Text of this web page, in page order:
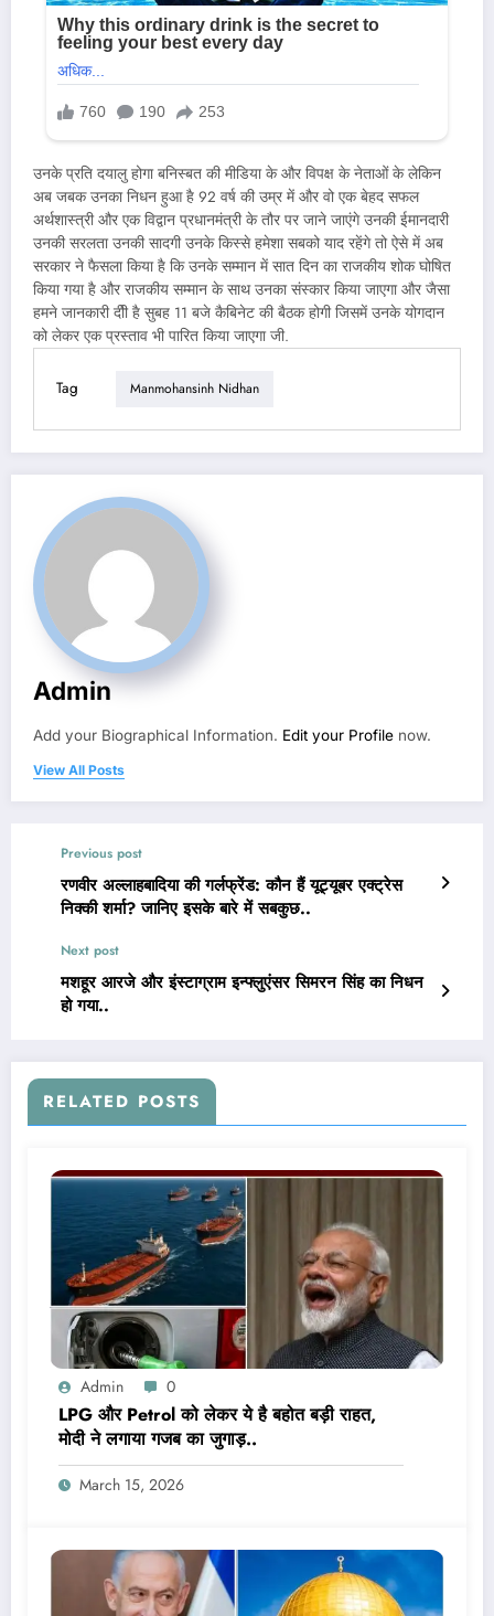
उनके प्रति दयालु होगा बनिस्बत की मीडिया के और विपक्ष के नेताओं के लेकिन
अब जबक उनका निधन हुआ है 92 वर्ष की उम्र में और वो एक बेहद सफल
अर्थशास्त्री और एक विद्वान प्रधानमंत्री के तौर पर जाने जाएंगे उनकी ईमानदारी
उनकी सरलता उनकी सादगी उनके किस्से हमेशा सबको याद रहेंगे तो ऐसे में अब
सरकार ने फैसला किया है कि उनके सम्मान में सात दिन का राजकीय शोक घोषित
किया गया है और राजकीय सम्मान के साथ उनका संस्कार किया जाएगा और जैसा
हमने जानकारी दीी है सुबह 11 बजे कैबिनेट की बैठक होगी जिसमें उनके योगदान
को लेकर एक प्रस्ताव भी पारित किया जाएगा जी.
Tag Manmohansinh Nidhan
Admin
Add your Biographical Information. Edit your Profile now.
View All Posts
Previous post
रणवीर अल्लाहबादिया की गर्लफ्रेंड: कौन हैं यूट्यूबर एक्ट्रेस
निक्की शर्मा? जानिए इसके बारे में सबकुछ..
Next post
मशहूर आरजे और इंस्टाग्राम इन्फ्लुएंसर सिमरन सिंह का निधन
हो गया..
RELATED POSTS
Admin 0
LPG और Petrol को लेकर ये है बहोत बड़ी राहत,
मोदी ने लगाया गजब का जुगाड़..
March 15, 2026